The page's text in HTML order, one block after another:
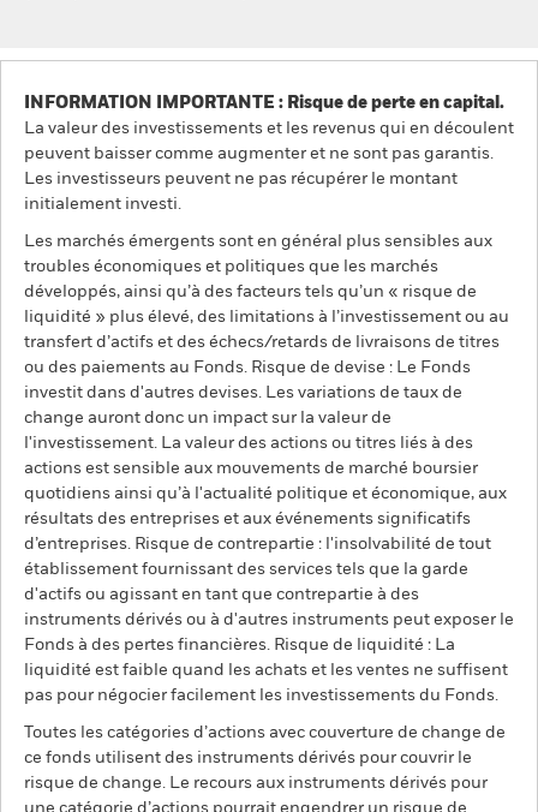
INFORMATION IMPORTANTE : Risque de perte en capital.
La valeur des investissements et les revenus qui en découlent
peuvent baisser comme augmenter et ne sont pas garantis.
Les investisseurs peuvent ne pas récupérer le montant
initialement investi.
Les marchés émergents sont en général plus sensibles aux
troubles économiques et politiques que les marchés
développés, ainsi qu’à des facteurs tels qu’un « risque de
liquidité » plus élevé, des limitations à l’investissement ou au
transfert d’actifs et des échecs/retards de livraisons de titres
ou des paiements au Fonds. Risque de devise : Le Fonds
investit dans d'autres devises. Les variations de taux de
change auront donc un impact sur la valeur de
l'investissement. La valeur des actions ou titres liés à des
actions est sensible aux mouvements de marché boursier
quotidiens ainsi qu’à l'actualité politique et économique, aux
résultats des entreprises et aux événements significatifs
d’entreprises. Risque de contrepartie : l'insolvabilité de tout
établissement fournissant des services tels que la garde
d'actifs ou agissant en tant que contrepartie à des
instruments dérivés ou à d'autres instruments peut exposer le
Fonds à des pertes financières. Risque de liquidité : La
liquidité est faible quand les achats et les ventes ne suffisent
pas pour négocier facilement les investissements du Fonds.
Toutes les catégories d’actions avec couverture de change de
ce fonds utilisent des instruments dérivés pour couvrir le
risque de change. Le recours aux instruments dérivés pour
une catégorie d’actions pourrait engendrer un risque de